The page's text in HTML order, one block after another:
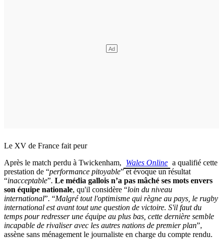
Le XV de France fait peur
Après le match perdu à Twickenham,
Wales Online a qualifié cette
prestation de “performance pitoyable” et évoque un résultat
“inacceptable”. Le média gallois n’a pas mâché ses mots envers
son équipe nationale, qu'il considère “loin du niveau
international”. “Malgré tout l'optimisme qui règne au pays, le rugby
international est avant tout une question de victoire. S'il faut du
temps pour redresser une équipe au plus bas, cette dernière semble
incapable de rivaliser avec les autres nations de premier plan”,
assène sans ménagement le journaliste en charge du compte rendu.